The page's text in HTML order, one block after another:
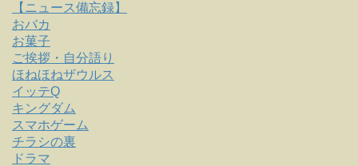
【ニュース備忘録】
おバカ
お菓子
ご挨拶・自分語り
ほねほねザウルス
イッテQ
キングダム
スマホゲーム
チラシの裏
ドラマ